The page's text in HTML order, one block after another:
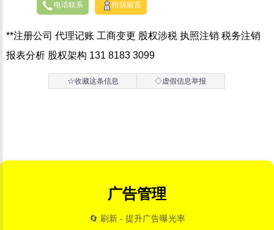
电话联系 给我留言
**注册公司 代理记账 工商变更 股权涉税 执照注销 税务注销
报表分析 股权架构 131 8183 3099
☆收藏这条信息 ◇虚假信息举报
广告管理
🔄 刷新 - 提升广告曝光率